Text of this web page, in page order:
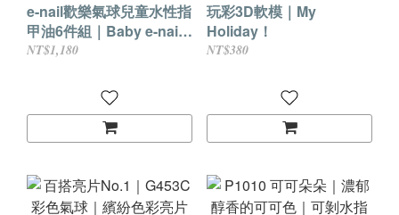
e-nail歡樂氣球兒童水性指
甲油6件組｜Baby e-nail
系列 CBC
NT$1,180
玩彩3D軟模｜My
Holiday！
NT$380